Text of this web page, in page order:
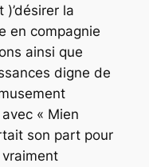
la
en compagnie
ainsi que
digne de
« Mien
son part pour
vraiment